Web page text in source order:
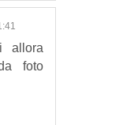
allora
foto